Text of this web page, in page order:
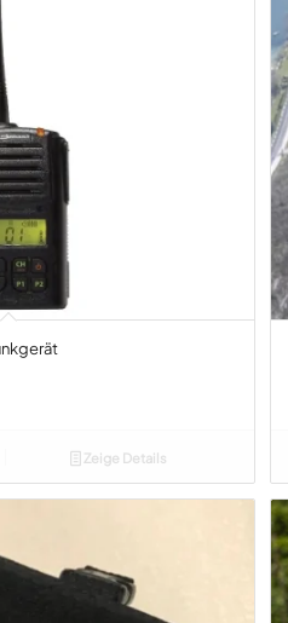
Zeige Details